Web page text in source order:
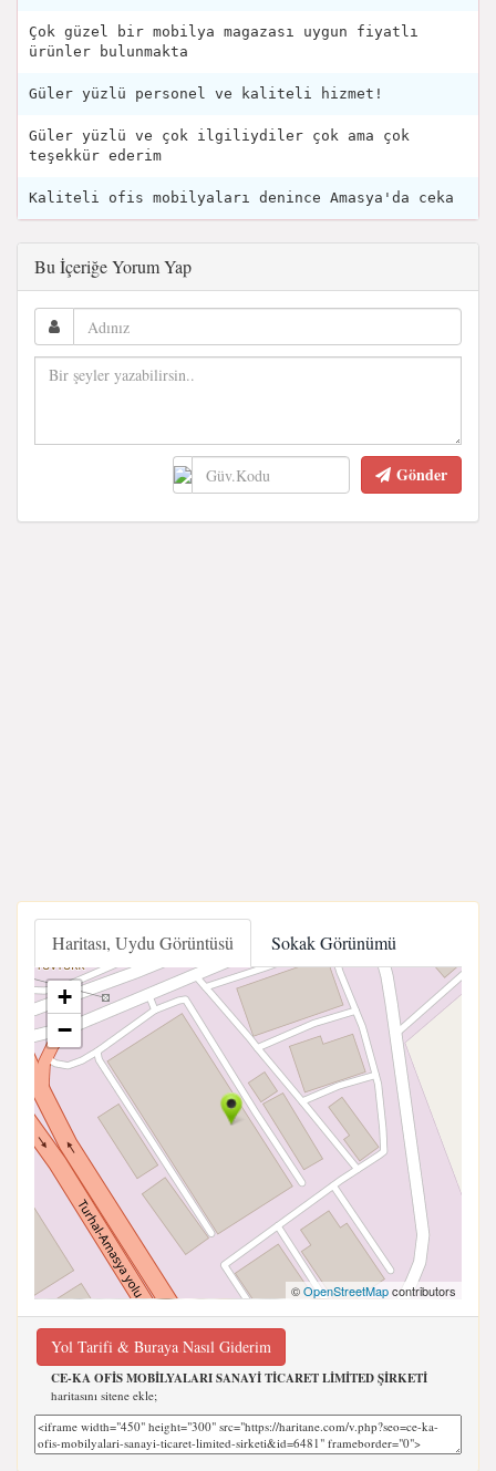
Çok güzel bir mobilya magazası uygun fiyatlı
ürünler bulunmakta
Güler yüzlü personel ve kaliteli hizmet!
Güler yüzlü ve çok ilgiliydiler çok ama çok
teşekkür ederim
Kaliteli ofis mobilyaları denince Amasya'da ceka
Bu İçeriğe Yorum Yap
Gönder
Haritası, Uydu Görüntüsü Sokak Görünümü
+
−
©OpenStreetMapcontributors
Yol Tarifi & Buraya Nasıl Giderim
CE-KA OFİS MOBİLYALARI SANAYİ TİCARET LİMİTED ŞİRKETİ
haritasını sitene ekle;